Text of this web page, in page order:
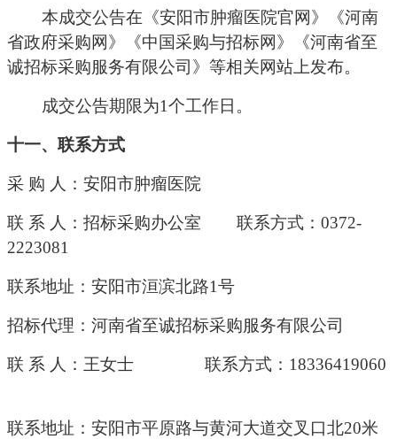
本成交公告在《安阳市肿瘤医院官网》《河南
省政府采购网》《中国采购与招标网》《河南省至
诚招标采购服务有限公司》 等相关网站上发布。
成交公告期限为1个工作日。
十一、联系方式
采 购 人：安阳市肿瘤医院
联 系 人：招标采购办公室 联系方式： 0372-
2223081
联系地址：安阳市洹滨北路1号
招标代理：河南省至诚招标采购服务有限公司
联 系 人：王女士 联系方式： 18336419060
联系地址：安阳市平原路与黄河大道交叉口北20米